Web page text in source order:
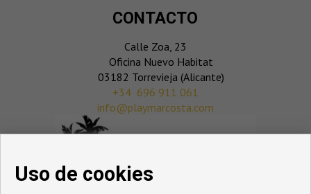
CONTACTO
Calle Zoa, 23
Oficina Nuevo Habitat
03182 Torrevieja (Alicante)
‎+34 696 911 061
info@playmarcosta.com
Uso de cookies